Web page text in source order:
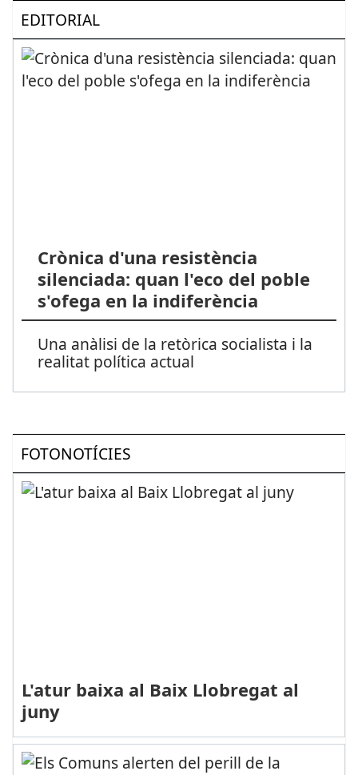
EDITORIAL
Crònica d'una resistència
silenciada: quan l'eco del poble
s'ofega en la indiferència
Una anàlisi de la retòrica socialista i la
realitat política actual
FOTONOTÍCIES
L'atur baixa al Baix Llobregat al
juny